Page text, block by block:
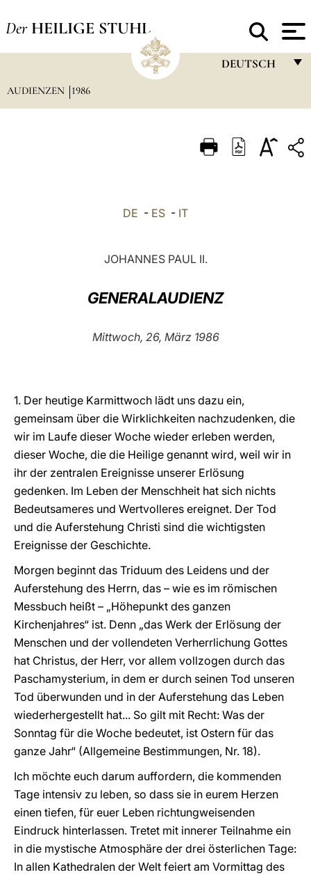
Der HEILIGE STUHL
DEUTSCH
ITALIANO
中文
AUDIENZEN 1986
DE - ES - IT
JOHANNES PAUL II.
GENERALAUDIENZ
Mittwoch, 26, März 1986
1. Der heutige Karmittwoch lädt uns dazu ein,
gemeinsam über die Wirklichkeiten nachzudenken, die
wir im Laufe dieser Woche wieder erleben werden,
dieser Woche, die die Heilige genannt wird, weil wir in
ihr der zentralen Ereignisse unserer Erlösung
gedenken. Im Leben der Menschheit hat sich nichts
Bedeutsameres und Wertvolleres ereignet. Der Tod
und die Auferstehung Christi sind die wichtigsten
Ereignisse der Geschichte.
Morgen beginnt das Triduum des Leidens und der
Auferstehung des Herrn, das – wie es im römischen
Messbuch heißt – „Höhepunkt des ganzen
Kirchenjahres“ ist. Denn „das Werk der Erlösung der
Menschen und der vollendeten Verherrlichung Gottes
hat Christus, der Herr, vor allem vollzogen durch das
Paschamysterium, in dem er durch seinen Tod unseren
Tod überwunden und in der Auferstehung das Leben
wiederhergestellt hat... So gilt mit Recht: Was der
Sonntag für die Woche bedeutet, ist Ostern für das
ganze Jahr“ (Allgemeine Bestimmungen, Nr. 18).
Ich möchte euch darum auffordern, die kommenden
Tage intensiv zu leben, so dass sie in eurem Herzen
einen tiefen, für euer Leben richtungweisenden
Eindruck hinterlassen. Tretet mit innerer Teilnahme ein
in die mystische Atmosphäre der drei österlichen Tage:
In allen Kathedralen der Welt feiert am Vormittag des